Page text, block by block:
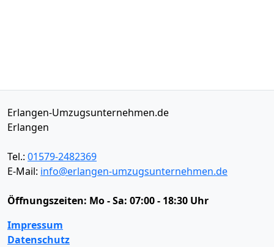
Erlangen-Umzugsunternehmen.de
Erlangen
Tel.: 01579-2482369
E-Mail: info@erlangen-umzugsunternehmen.de
Öffnungszeiten: Mo - Sa: 07:00 - 18:30 Uhr
Impressum
Datenschutz